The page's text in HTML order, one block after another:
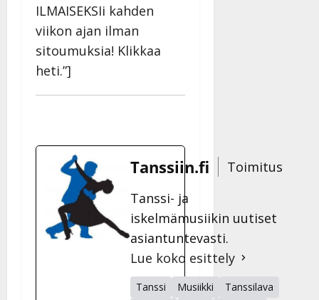
ILMAISEKSIi kahden
viikon ajan ilman
sitoumuksia! Klikkaa
heti.”]
Tanssiin.fi
Toimitus
Tanssi- ja
iskelmämusiikin uutiset
asiantuntevasti.
Lue koko esittely
Tanssi Musiikki
Tanssilava